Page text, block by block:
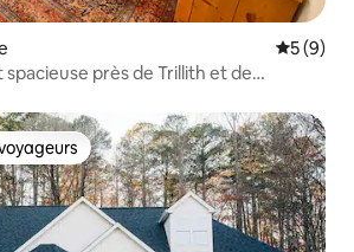
Note
5 (9)
près de Trillith et de
parmi les plus aimés